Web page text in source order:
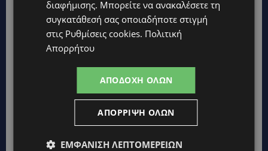
Topics
STORIES
ΕΛΕΝΑ ΑΝΤΩΝΙΑΔΟΥ: Αγώνας ζωής για τη 37χρονη μητέρα
UPDATES
διαφήμισης. Μπορείτε να ανακαλέσετε τη
συγκατάθεσή σας οποιαδήποτε στιγμή
στις Ρυθμίσεις cookies. Πολιτική
Απορρήτου
ΑΠΟΔΟΧΉ ΌΛΩΝ
ΑΠΌΡΡΙΨΗ ΌΛΩΝ
ΕΜΦΆΝΙΣΗ ΛΕΠΤΟΜΕΡΕΙΏΝ